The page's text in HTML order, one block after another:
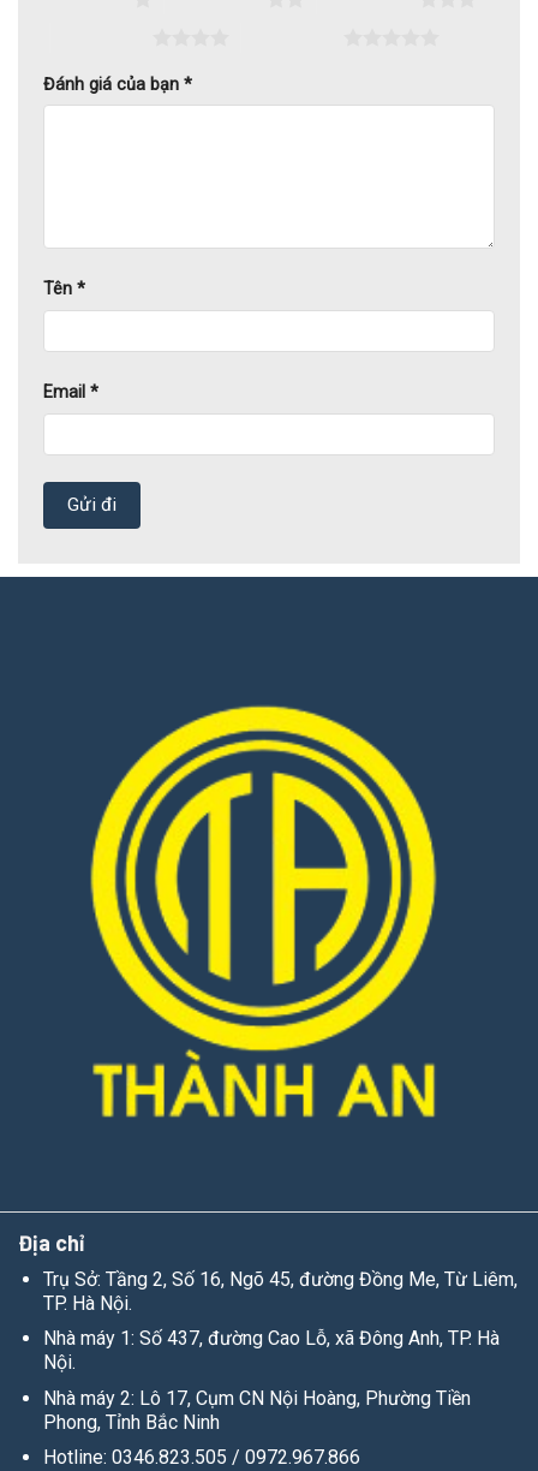
Với kinh nghiệm nhiều năm năm trong lĩnh vực sản xuất ống
gió, cửa gió, van gió, tủ điện, thang máng cáp, …
cam kết cung cấp các sản phẩm chất lượng cao, đúng
tiêu chuẩn kỹ thuật, đáp ứng mọi yêu cầu cho các dự án dân
dụng và công nghiệp.
Thông tin liên hệ với chúng tôi:
Đường dây nóng: 0346.823.505 / 0972.967.866
https://onggiothanhan.vn
https://www.facebook.com/onggiothanhan25
https://www.tiktok.com/@onggiothanhan25
https://www.youtube.com/onggiothanhan
Văn phòng làm việc: Tầng 2, số 16, ngõ 45, đường Đồng Me,
Từ Liêm, Hà
Phong – Tỉnh Bắc Ninh
Đánh giá của bạn *
Tên *
Email *
Địa chỉ
Trụ Sở: Tầng 2, Số 16, Ngõ 45, đường Đồng Me, Từ Liêm,
TP. Hà Nội.
Nhà máy 1: Số 437, đường Cao Lỗ, xã Đông Anh, TP. Hà
Nội.
Nhà máy 2: Lô 17, Cụm CN Nội Hoàng, Phường Tiền
Phong, Tỉnh Bắc Ninh
Hotline: 0346.823.505 / 0972.967.866